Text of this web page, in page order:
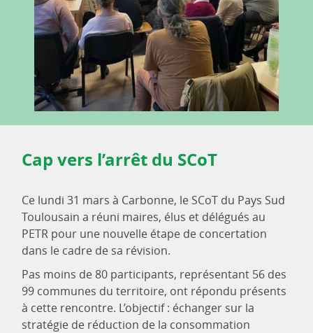
Cap vers l’arrêt du SCoT
Ce lundi 31 mars à Carbonne, le SCoT du Pays Sud
Toulousain a réuni maires, élus et délégués au
PETR pour une nouvelle étape de concertation
dans le cadre de sa révision.
Pas moins de 80 participants, représentant 56 des
99 communes du territoire, ont répondu présents
à cette rencontre. L’objectif : échanger sur la
stratégie de réduction de la consommation